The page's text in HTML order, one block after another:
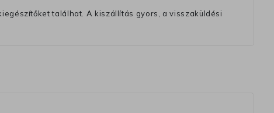
találhat. A kiszállítás gyors, a visszaküldési